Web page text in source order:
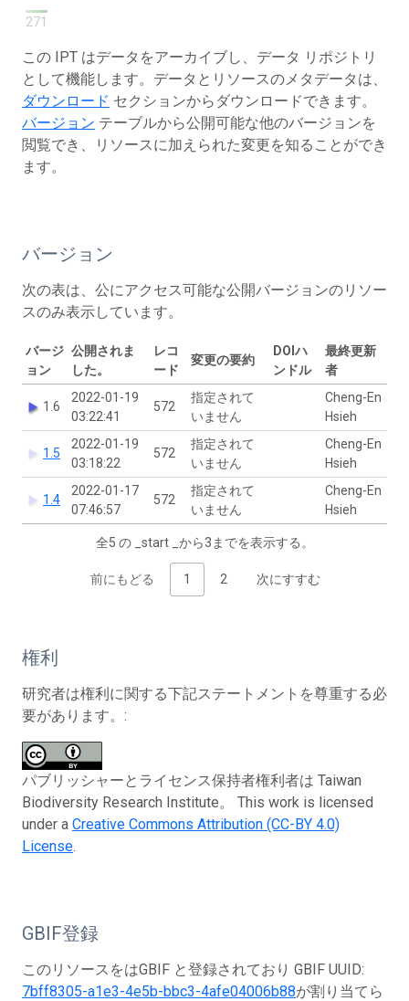
271
この IPT はデータをアーカイブし、データ リポジトリ
として機能します。データとリソースのメタデータは、
ダウンロード セクションからダウンロードできます。
バージョン テーブルから公開可能な他のバージョンを
閲覧でき、リソースに加えられた変更を知ることができ
ます。
バージョン
次の表は、公にアクセス可能な公開バージョンのリソー
スのみ表示しています。
バージ
ョン
公開されま
した。
レコ
ード
変更の要約
DOIハ
ンドル
最終更新
者
1.6
2022-01-19
03:22:41
572
指定されて
いません
Cheng-En
Hsieh
1.5
2022-01-19
03:18:22
572
指定されて
いません
Cheng-En
Hsieh
1.4
2022-01-17
07:46:57
572
指定されて
いません
Cheng-En
Hsieh
全5 の _start _から3までを表示する。
前にもどる 1 2 次にすすむ
権利
研究者は権利に関する下記ステートメントを尊重する必
要があります。:
パブリッシャーとライセンス保持者権利者は Taiwan
Biodiversity Research Institute。 This work is licensed
under a Creative Commons Attribution (CC-BY 4.0)
License.
GBIF登録
このリソースをはGBIF と登録されており GBIF UUID:
7bff8305-a1e3-4e5b-bbc3-4afe04006b88が割り当てら